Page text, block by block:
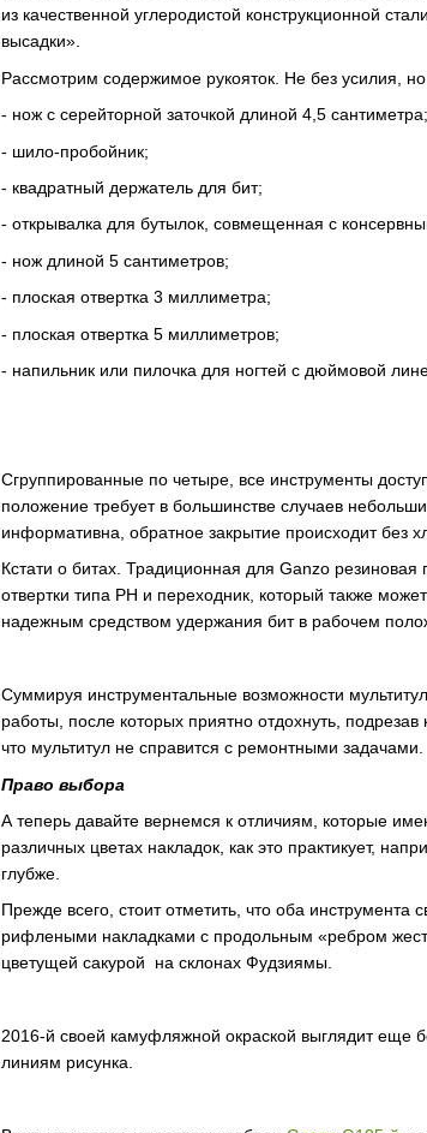
из качественной углеродистой конструкционной
высадки».
Рассмотрим содержимое рукояток. Не без усилия,
- нож с серейторной заточкой длиной 4,5 сантиметра;
- шило-пробойник;
- квадратный держатель для бит;
- открывалка для бутылок, совмещенная с
- нож длиной 5 сантиметров;
- плоская отвертка 3 миллиметра;
- плоская отвертка 5 миллиметров;
- напильник или пилочка для ногтей с дюймовой
Сгруппированные по четыре, все инструменты
положение требует в большинстве случаев
информативна, обратное закрытие происходит без
Кстати о битах. Традиционная для Ganzo резиновая
отвертки типа РН и переходник, который также
надежным средством удержания бит в рабочем
Суммируя инструментальные возможности
работы, после которых приятно отдохнуть,
что мультитул не справится с ремонтными задачами.
Право выбора
А теперь давайте вернемся к отличиям, которые
различных цветах накладок, как это практикует,
глубже.
Прежде всего, стоит отметить, что оба
рифлеными накладками с продольным «ребром
цветущей сакурой на склонах Фудзиямы.
2016-й своей камуфляжной окраской выглядит еще
линиям рисунка.